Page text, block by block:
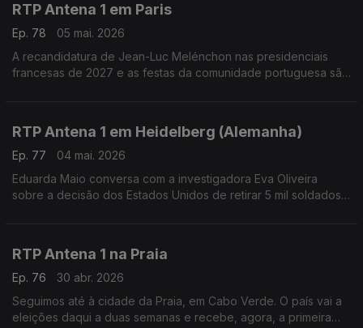
RTP Antena 1 em Paris
Ep. 78
05 mai. 2026
A recandidatura de Jean-Luc Melénchon nas presidenciais
francesas de 2027 e as festas da comunidade portuguesa são
RTP Antena 1 em Heidelberg (Alemanha)
Ep. 77
04 mai. 2026
Eduarda Maio conversa com a investigadora Eva Oliveira
sobre a decisão dos Estados Unidos de retirar 5 mil soldados
RTP Antena 1 na Praia
Ep. 76
30 abr. 2026
Seguimos até à cidade da Praia, em Cabo Verde. O país vai a
eleições daqui a duas semanas e recebe, agora, a primeira